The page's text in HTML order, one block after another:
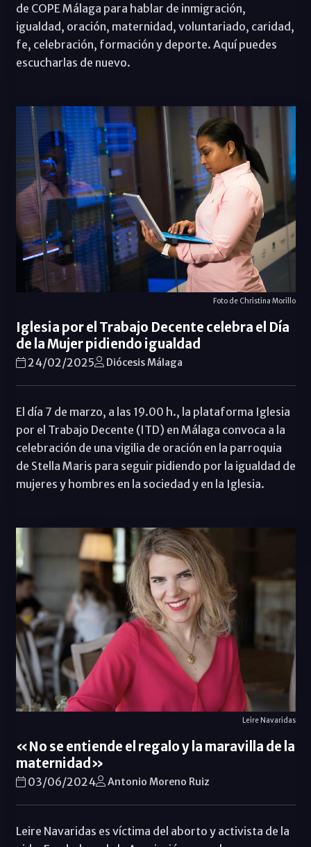
de COPE Málaga para hablar de inmigración,
igualdad, oración, maternidad, voluntariado, caridad,
fe, celebración, formación y deporte. Aquí puedes
escucharlas de nuevo.
Foto de Christina Morillo
Iglesia por el Trabajo Decente celebra el Día
de la Mujer pidiendo igualdad
24/02/2025 Diócesis Málaga
El día 7 de marzo, a las 19.00 h., la plataforma Iglesia
por el Trabajo Decente (ITD) en Málaga convoca a la
celebración de una vigilia de oración en la parroquia
de Stella Maris para seguir pidiendo por la igualdad de
mujeres y hombres en la sociedad y en la Iglesia.
Leire Navaridas
«No se entiende el regalo y la maravilla de la
maternidad»
03/06/2024 Antonio Moreno Ruiz
Leire Navaridas es víctima del aborto y activista de la